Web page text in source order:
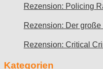
Rezension: Policing
Rezension: Der große
Rezension: Critical
Kategorien